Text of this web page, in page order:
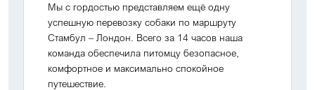
Мы с гордостью представляем ещё одну
успешную перевозку собаки по маршруту
Стамбул – Лондон. Всего за 14 часов наша
команда обеспечила питомцу безопасное,
комфортное и максимально спокойное
путешествие.